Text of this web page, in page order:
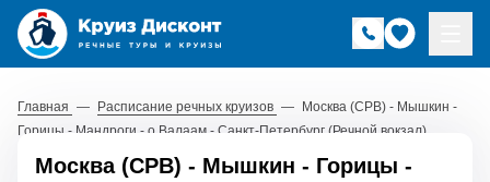
Главная — Расписание речных круизов — Москва (СРВ) - Мышкин -
Горицы - Мандроги - о.Валаам - Санкт-Петербург (Речной вокзал)
Москва (СРВ) - Мышкин - Горицы -